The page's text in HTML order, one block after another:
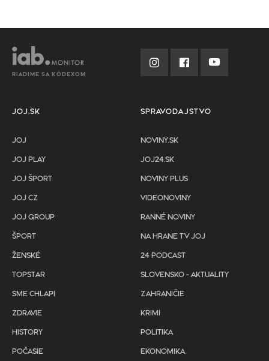
RIADIME SA KÓDEXOM
JOJ.SK
JOJ
JOJ PLAY
JOJ ŠPORT
JOJ CZ
JOJ GROUP
ŠPORT
ŽENSKÉ
TOPSTAR
SME CHLAPI
ZDRAVIE
HISTORY
POČASIE
SPRAVODAJSTVO
NOVINY.SK
JOJ24.SK
NOVINY PLUS
VIDEONOVINY
RANNÉ NOVINY
NA HRANE TV JOJ
24 PODCAST
SLOVENSKO - AKTUALITY
ZAHRANIČIE
KRIMI
POLITIKA
EKONOMIKA